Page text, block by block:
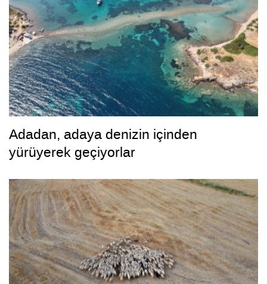
Adadan, adaya denizin içinden
yürüyerek geçiyorlar